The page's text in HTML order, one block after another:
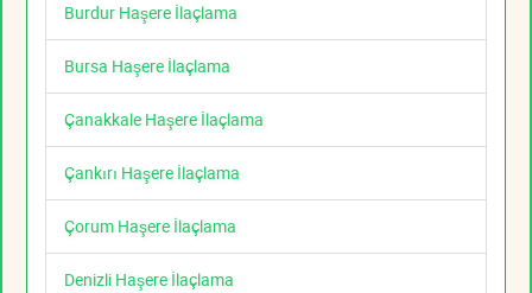
Burdur Haşere İlaçlama
Bursa Haşere İlaçlama
Çanakkale Haşere İlaçlama
Çankırı Haşere İlaçlama
Çorum Haşere İlaçlama
Denizli Haşere İlaçlama